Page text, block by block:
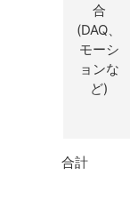
合
(DAQ、
モーシ
ョンな
ど)
合計